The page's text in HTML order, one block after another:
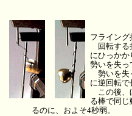
フライング
回転する
にひっかか
勢いを失っ
勢いを失
に逆回転で
この後、
る棒で同
るのに、およそ4秒弱。